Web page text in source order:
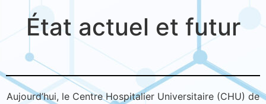
État actuel et futur
Aujourd’hui, le Centre Hospitalier Universitaire (CHU) de